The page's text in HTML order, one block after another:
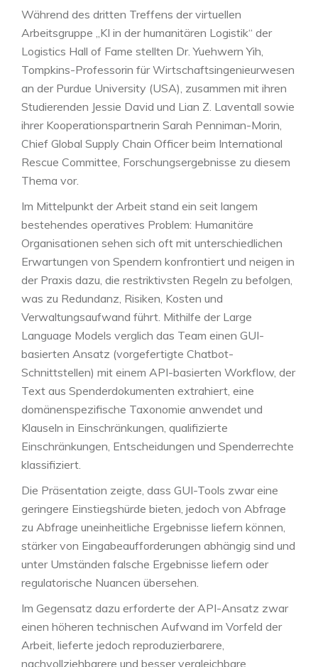
Während des dritten Treffens der virtuellen
Arbeitsgruppe „KI in der humanitären Logistik“ der
Logistics Hall of Fame stellten Dr. Yuehwern Yih,
Tompkins-Professorin für Wirtschaftsingenieurwesen
an der Purdue University (USA), zusammen mit ihren
Studierenden Jessie David und Lian Z. Laventall sowie
ihrer Kooperationspartnerin Sarah Penniman-Morin,
Chief Global Supply Chain Officer beim International
Rescue Committee, Forschungsergebnisse zu diesem
Thema vor.
Im Mittelpunkt der Arbeit stand ein seit langem
bestehendes operatives Problem: Humanitäre
Organisationen sehen sich oft mit unterschiedlichen
Erwartungen von Spendern konfrontiert und neigen in
der Praxis dazu, die restriktivsten Regeln zu befolgen,
was zu Redundanz, Risiken, Kosten und
Verwaltungsaufwand führt. Mithilfe der Large
Language Models verglich das Team einen GUI-
basierten Ansatz (vorgefertigte Chatbot-
Schnittstellen) mit einem API-basierten Workflow, der
Text aus Spenderdokumenten extrahiert, eine
domänenspezifische Taxonomie anwendet und
Klauseln in Einschränkungen, qualifizierte
Einschränkungen, Entscheidungen und Spenderrechte
klassifiziert.
Die Präsentation zeigte, dass GUI-Tools zwar eine
geringere Einstiegshürde bieten, jedoch von Abfrage
zu Abfrage uneinheitliche Ergebnisse liefern können,
stärker von Eingabeaufforderungen abhängig sind und
unter Umständen falsche Ergebnisse liefern oder
regulatorische Nuancen übersehen.
Im Gegensatz dazu erforderte der API-Ansatz zwar
einen höheren technischen Aufwand im Vorfeld der
Arbeit, lieferte jedoch reproduzierbarere,
nachvollziehbarere und besser vergleichbare